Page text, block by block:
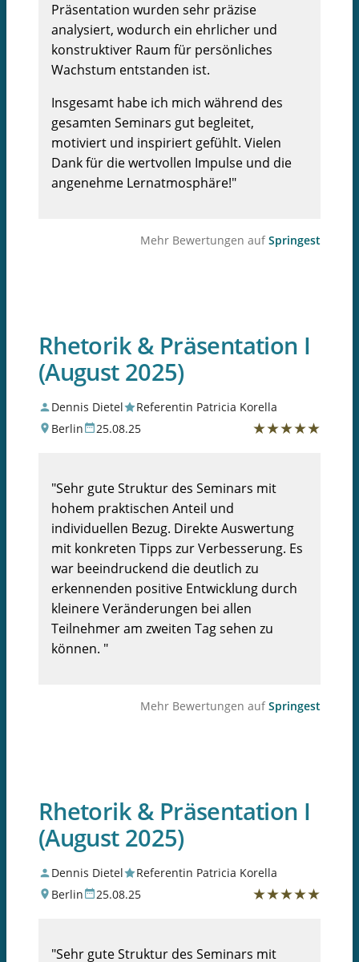
Präsentation wurden sehr präzise
analysiert, wodurch ein ehrlicher und
konstruktiver Raum für persönliches
Wachstum entstanden ist.
Insgesamt habe ich mich während des
gesamten Seminars gut begleitet,
motiviert und inspiriert gefühlt. Vielen
Dank für die wertvollen Impulse und die
angenehme Lernatmosphäre!"
Mehr Bewertungen aufSpringest
Rhetorik & Präsentation I
(August 2025)
Dennis Dietel
Referentin Patricia Korella
Berlin
25.08.25 ★★★★★
"Sehr gute Struktur des Seminars mit
hohem praktischen Anteil und
individuellen Bezug. Direkte Auswertung
mit konkreten Tipps zur Verbesserung. Es
war beeindruckend die deutlich zu
erkennenden positive Entwicklung durch
kleinere Veränderungen bei allen
Teilnehmer am zweiten Tag sehen zu
können. "
Mehr Bewertungen aufSpringest
Rhetorik & Präsentation I
(August 2025)
Dennis Dietel
Referentin Patricia Korella
Berlin
25.08.25 ★★★★★
"Sehr gute Struktur des Seminars mit